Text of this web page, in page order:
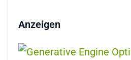
Anzeigen